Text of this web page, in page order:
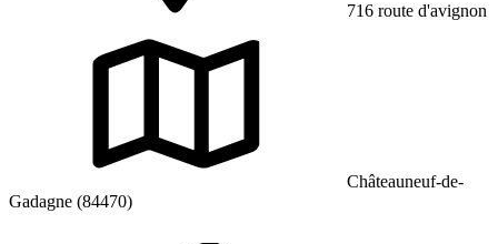
716 route d'avignon
Châteauneuf-de-
Gadagne (84470)